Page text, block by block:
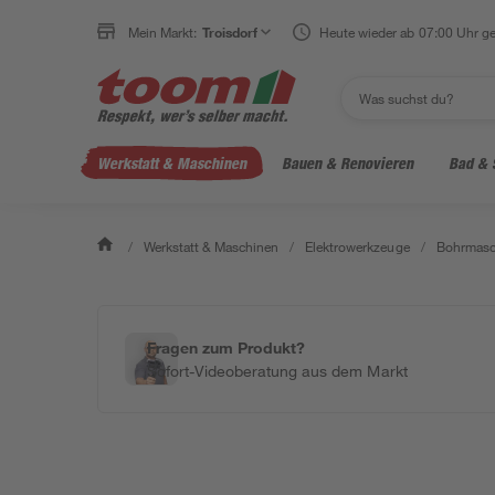
Mein Markt: Troisdorf Heute wieder ab 07:00 Uhr
Werkstatt & Maschinen Bauen & Renovieren Bad &
/ Werkstatt & Maschinen / Elektrowerkzeuge /
Fragen zum Produkt?
Sofort-Videoberatung aus dem Markt